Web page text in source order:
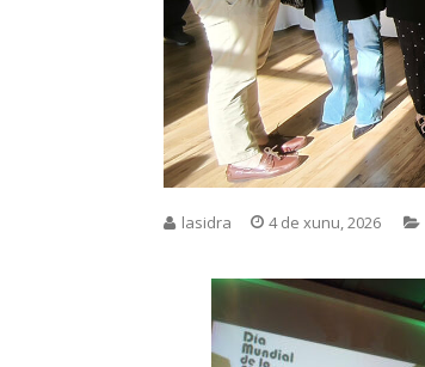
lasidra 4 de xunu, 2026